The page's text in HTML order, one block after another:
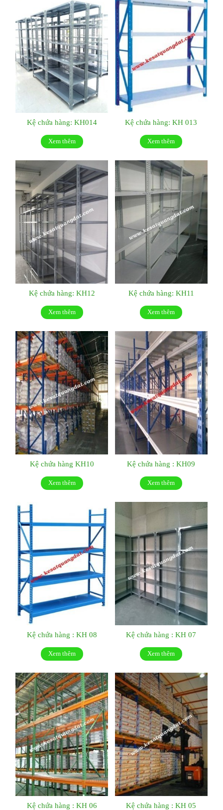
Kệ chứa hàng: KH014
Xem thêm
Kệ chứa hàng: KH 013
Xem thêm
Kệ chứa hàng: KH12
Xem thêm
Kệ chứa hàng: KH11
Xem thêm
Kệ chứa hàng KH10
Xem thêm
Kệ chứa hàng : KH09
Xem thêm
Kệ chứa hàng : KH 08
Xem thêm
Kệ chứa hàng : KH 07
Xem thêm
Kệ chứa hàng : KH 06 Kệ chứa hàng : KH 05